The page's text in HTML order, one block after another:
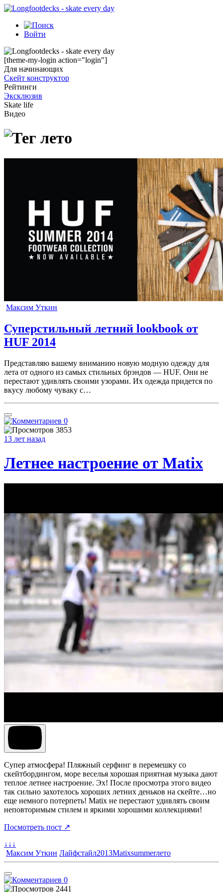
Войти
[theme-my-login action="login"]
Для начинающих
Скейт конструктор
Рейтинги
Эксклюзив
Skate life
Видео
лето
Максим Уткин
Суперстильный летний lookbook от
HUF 2014
Представляю вашему вниманию новую модную одежду для
лета от одного из самых стильных брэндов — HUF. Они не
перестают удивлять своими узорами. Их одежда придется по
вкусу любому чуваку с…
0
3853
13 лет назад
Летнее настроение от Matix
Супер атмосфера! Пляжный серфинг в перемешку со
скейтбордингом, море веселья хорошая приятная музыка дают
теплое летнее настроение. Эх! После просмотра этого видео
так сильно захотелось хороших летних деньков на скейте…но
еще немного потерпеть! Matix не перестают удивлять своим
неповторимым стилем и яркими хорошими коллекциями!
Посмотреть пост ↗
↓↓↓
Максим Уткин Лайфстайл2013Matixsummerлето
0
2441